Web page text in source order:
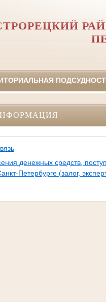
денежных средств,
Петербурге (залог,